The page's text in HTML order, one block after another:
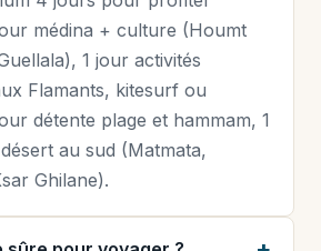
médina + culture (Houmt
1 jour activités
Flamants, kitesurf ou
détente plage et hammam, 1
au sud (Matmata,
Ghilane).